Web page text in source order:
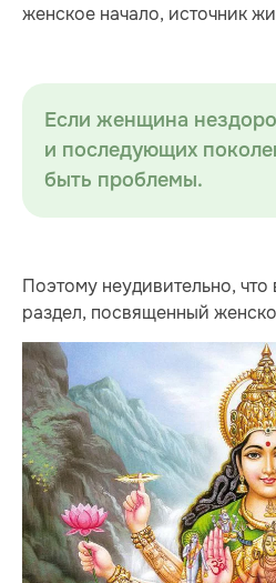
женское начало, источник
Если женщина
и последующих
быть проблемы.
Поэтому неудивительно,
раздел, посвященный